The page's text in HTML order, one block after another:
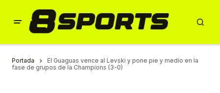
Portada
El Guaguas vence al Levski y pone pie y medio en la
fase de grupos de la Champions (3-0)